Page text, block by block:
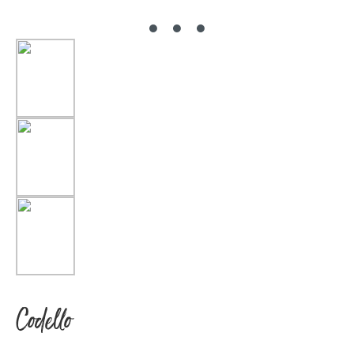
Codello